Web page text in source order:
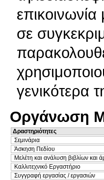
επικοινωνία
σε
γενικότερα
Οργάνωση
Δραστηριότητες
Σεμινάρια
Άσκηση Πεδίου
Μελέτη και ανάλυση βιβλίων και
Καλλιτεχνικό Εργαστήριο
Συγγραφή εργασίας / εργασιών